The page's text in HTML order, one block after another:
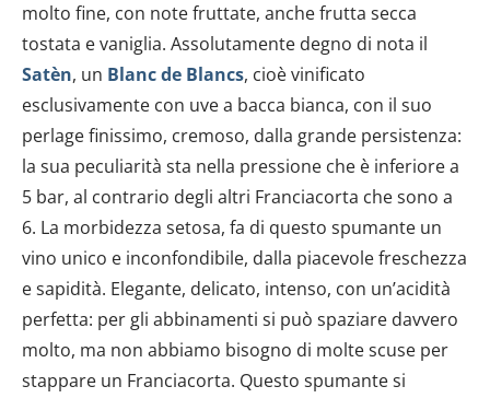
molto fine, con note fruttate, anche frutta secca
tostata e vaniglia. Assolutamente degno di nota il
Satèn, un Blanc de Blancs, cioè vinificato
esclusivamente con uve a bacca bianca, con il suo
perlage finissimo, cremoso, dalla grande persistenza:
la sua peculiarità sta nella pressione che è inferiore a
5 bar, al contrario degli altri Franciacorta che sono a
6. La morbidezza setosa, fa di questo spumante un
vino unico e inconfondibile, dalla piacevole freschezza
e sapidità. Elegante, delicato, intenso, con un’acidità
perfetta: per gli abbinamenti si può spaziare davvero
molto, ma non abbiamo bisogno di molte scuse per
stappare un Franciacorta. Questo spumante si